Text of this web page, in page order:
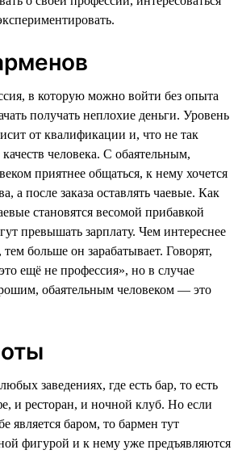
в которую можно войти без опыта
получать неплохие деньги. Уровень
от квалификации и, что не так
человека. С обаятельным,
приятнее общаться, к нему хочется
а после заказа оставлять чаевые. Как
становятся весомой прибавкой
превышать зарплату. Чем интереснее
больше он зарабатывает. Говорят,
ещё не профессия», но в случае
обаятельным человеком — это
заведениях, где есть бар, то есть
и ресторан, и ночной клуб. Но если
является баром, то бармен тут
фигурой и к нему уже предъявляются